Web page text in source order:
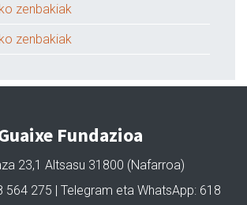
zenbakiak
zenbakiak
Fundazioa
23,1 Altsasu 31800 (Nafarroa)
564 275 | Telegram eta WhatsApp: 618